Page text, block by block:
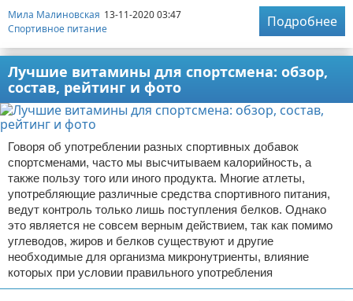
Мила Малиновская 13-11-2020 03:47
Спортивное питание
Подробнее
Лучшие витамины для спортсмена: обзор,
состав, рейтинг и фото
Говоря об употреблении разных спортивных добавок
спортсменами, часто мы высчитываем калорийность, а
также пользу того или иного продукта. Многие атлеты,
употребляющие различные средства спортивного питания,
ведут контроль только лишь поступления белков. Однако
это является не совсем верным действием, так как помимо
углеводов, жиров и белков существуют и другие
необходимые для организма микронутриенты, влияние
которых при условии правильного употребления